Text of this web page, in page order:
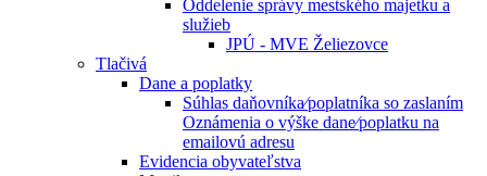
Oddelenie správy mestského majetku a
služieb
JPÚ - MVE Želiezovce
Tlačivá
Dane a poplatky
Súhlas daňovníka⁄poplatníka so zaslaním
Oznámenia o výške dane⁄poplatku na
emailovú adresu
Evidencia obyvateľstva